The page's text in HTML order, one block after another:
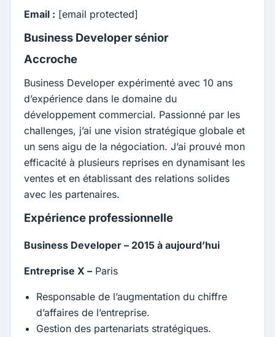
Email : [email protected]
Business Developer sénior
Accroche
Business Developer expérimenté avec 10 ans
d’expérience dans le domaine du
développement commercial. Passionné par les
challenges, j’ai une vision stratégique globale et
un sens aigu de la négociation. J’ai prouvé mon
efficacité à plusieurs reprises en dynamisant les
ventes et en établissant des relations solides
avec les partenaires.
Expérience professionnelle
Business Developer – 2015 à aujourd’hui
Entreprise X – Paris
Responsable de l’augmentation du chiffre
d’affaires de l’entreprise.
Gestion des partenariats stratégiques.